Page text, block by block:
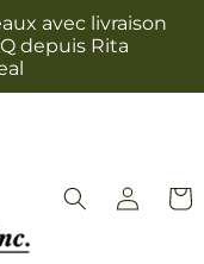
avec livraison
depuis Rita
Connexion